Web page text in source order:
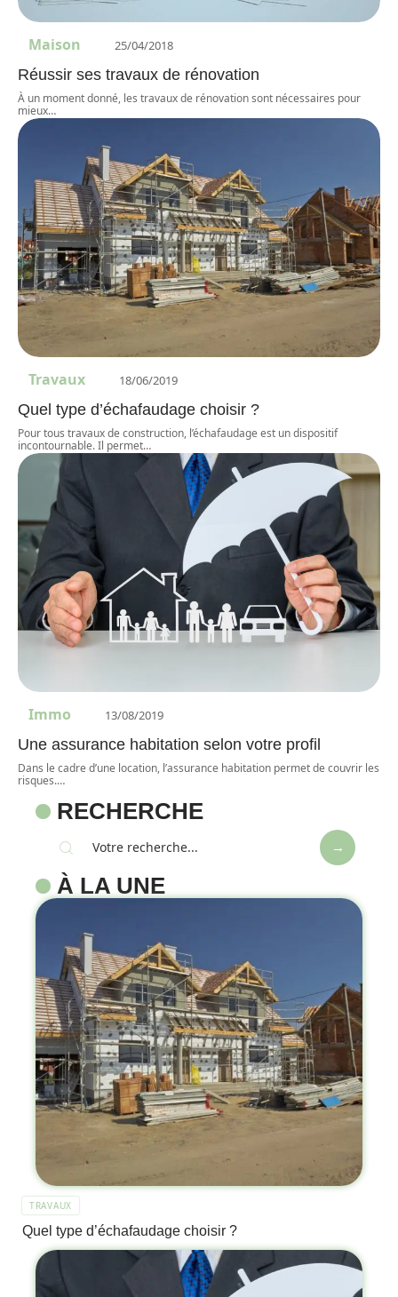
Maison 25/04/2018
Réussir ses travaux de rénovation
À un moment donné, les travaux de rénovation sont nécessaires pour
mieux…
Travaux 18/06/2019
Quel type d’échafaudage choisir ?
Pour tous travaux de construction, l’échafaudage est un dispositif
incontournable. Il permet…
Immo 13/08/2019
Une assurance habitation selon votre profil
Dans le cadre d’une location, l’assurance habitation permet de couvrir les
risques.…
RECHERCHE
À LA UNE
TRAVAUX
Quel type d’échafaudage choisir ?